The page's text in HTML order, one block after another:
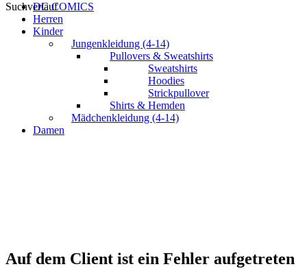
SuchverlaufDC COMICS
Herren
Kinder
Jungenkleidung (4-14)
Pullovers & Sweatshirts
Sweatshirts
Hoodies
Strickpullover
Shirts & Hemden
Mädchenkleidung (4-14)
Damen
Auf dem Client ist ein Fehler aufgetreten